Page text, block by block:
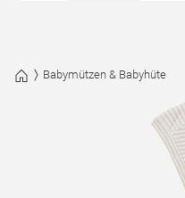
Babymützen & Babyhüte